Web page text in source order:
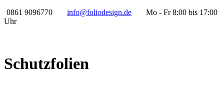
0861 9096770
info@foliodesign.de
Mo - Fr 8:00 bis 17:00
Uhr
Schutzfolien